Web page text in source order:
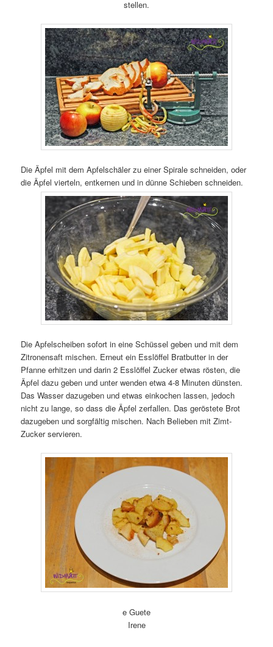
stellen.
Die Äpfel mit dem Apfelschäler zu einer Spirale schneiden, oder
die Äpfel vierteln, entkernen und in dünne Schieben schneiden.
Die Apfelscheiben sofort in eine Schüssel geben und mit dem
Zitronensaft mischen. Erneut ein Esslöffel Bratbutter in der
Pfanne erhitzen und darin 2 Esslöffel Zucker etwas rösten, die
Äpfel dazu geben und unter wenden etwa 4-8 Minuten dünsten.
Das Wasser dazugeben und etwas einkochen lassen, jedoch
nicht zu lange, so dass die Äpfel zerfallen. Das geröstete Brot
dazugeben und sorgfältig mischen. Nach Belieben mit Zimt-
Zucker servieren.
e Guete
Irene